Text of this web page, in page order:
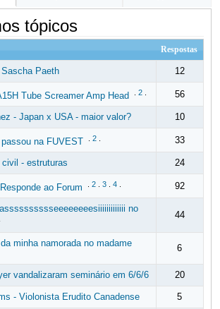
tópicos
Respostas
Paeth 12
Tube Screamer Amp Head 2. 56
- Japan x USA - maior valor? 10
na FUVEST 2. 33
civil - estruturas 24
ao Forum 2. 3. 4. 92
no
44
minha namorada no madame
6
vandalizaram seminário em 6/6/6 20
- Violonista Erudito Canadense 5